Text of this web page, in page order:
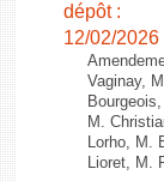
dépôt :
12/02/2026
Vaginay,
M.
Lorho, M.
Lioret, M.